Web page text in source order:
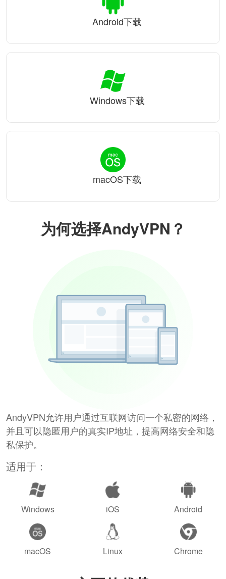
为何选择AndyVPN？
AndyVPN允许用户通过互联网访问一个私密的网络，
并且可以隐匿用户的真实IP地址，提高网络安全和隐
私保护。
适用于：
Windows iOS Android
macOS Linux Chrome
Android下载
Windows下载
macOS下载